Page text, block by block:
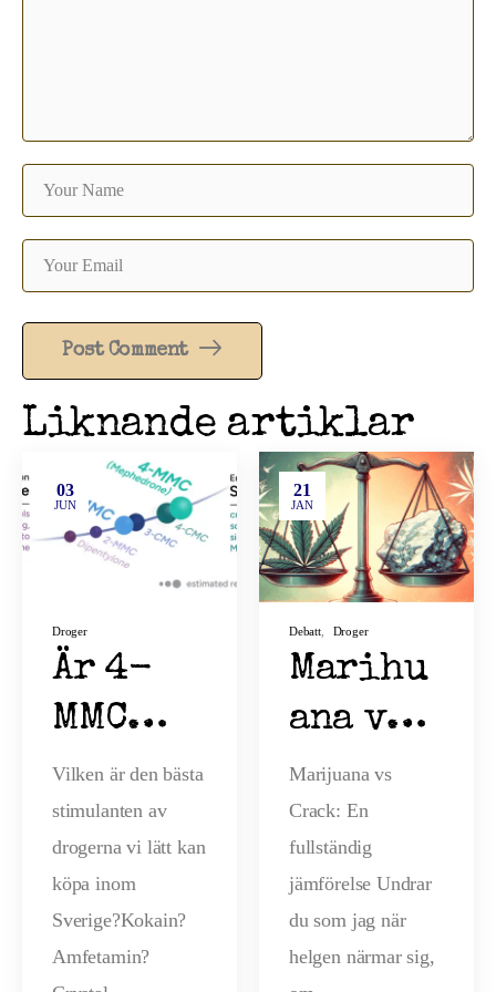
Post Comment
Liknande artiklar
03
JUN
Droger
Är 4-
MMC
(Mefedr
on)
bästa
party
drogen?
Vilken är den bästa
stimulanten av
drogerna vi lätt kan
köpa inom
Sverige?Kokain?
Amfetamin?
21
JAN
Debatt, Droger
Marihu
ana vs
Crack:
Stor
jämföre
lse
Marijuana vs
Crack: En
fullständig
jämförelse Undrar
du som jag när
helgen närmar sig,